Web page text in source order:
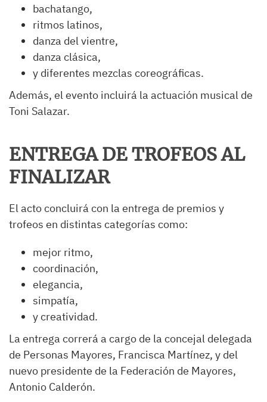
bachatango,
ritmos latinos,
danza del vientre,
danza clásica,
y diferentes mezclas coreográficas.
Además, el evento incluirá la actuación musical de
Toni Salazar.
ENTREGA DE TROFEOS AL
FINALIZAR
El acto concluirá con la entrega de premios y
trofeos en distintas categorías como:
mejor ritmo,
coordinación,
elegancia,
simpatía,
y creatividad.
La entrega correrá a cargo de la concejal delegada
de Personas Mayores, Francisca Martínez, y del
nuevo presidente de la Federación de Mayores,
Antonio Calderón.